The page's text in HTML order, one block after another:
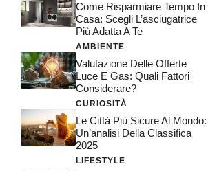
Come Risparmiare Tempo In
Casa: Scegli L’asciugatrice
Più Adatta A Te
AMBIENTE
Valutazione Delle Offerte
Luce E Gas: Quali Fattori
Considerare?
CURIOSITÀ
Le Città Più Sicure Al Mondo:
Un’analisi Della Classifica
2025
LIFESTYLE